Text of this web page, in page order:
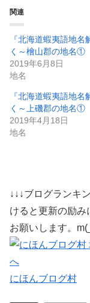
関連
『北海道蝦夷語地名
く～檜山郡の地名①
2019年6月8日
地名
『北海道蝦夷語地名
く～上磯郡の地名①
2019年4月18日
地名
↓↓↓ブログランキ
けると更新の励み
お願いします。
にほんブログ村